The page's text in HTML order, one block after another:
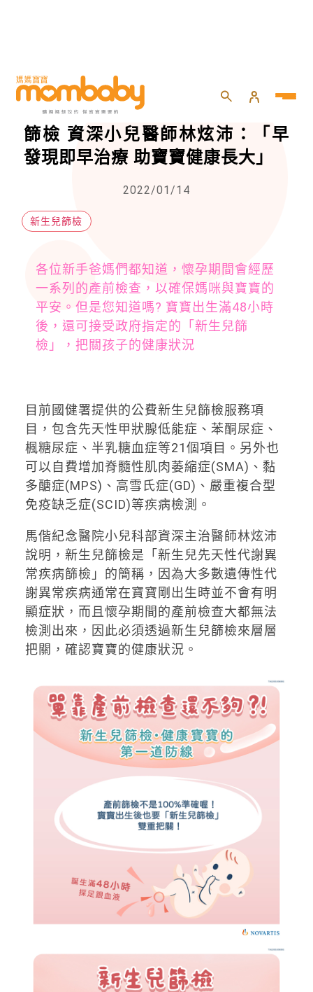
HOME > 帶因率超高罕病出生兩天後一定要篩檢 資深小兒醫師林炫沛：「早發現即早治療 助寶寶健康長大」
帶因率超高罕病出生兩天後一定要
篩檢 資深小兒醫師林炫沛：「早
發現即早治療 助寶寶健康長大」
2022/01/14
新生兒篩檢
各位新手爸媽們都知道，懷孕期間會經歷
一系列的產前檢查，以確保媽咪與寶寶的
平安。但是您知道嗎? 寶寶出生滿48小時
後，還可接受政府指定的「新生兒篩
檢」，把關孩子的健康狀況
目前國健署提供的公費新生兒篩檢服務項
目，包含​先天性甲狀腺低能症、​苯酮尿症、​
楓糖尿症、​半乳糖血症等21個項目。另外也
可以自費增加脊髓性肌肉萎縮症(SMA)、黏
多醣症(MPS)​、高雪氏症(GD)​、​嚴重複合型
免疫缺乏症(SCID)等疾病檢測。
馬偕紀念醫院小兒科部資深主治醫師林炫沛
說明，新生兒篩檢是「新生兒先天性代謝異
常疾病篩檢」的簡稱，因為大多數遺傳性代
謝異常疾病通常在寶寶剛出生時並不會有明
顯症狀，而且懷孕期間的產前檢查大都無法
檢測出來，因此必須透過新生兒篩檢來層層
把關，確認寶寶的健康狀況。